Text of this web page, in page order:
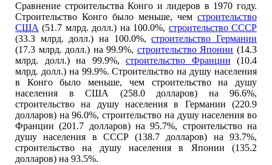
Сравнение строительства Конго и лидеров в 1970 году.
Строительство Конго было меньше, чем строительство
США (51.7 млрд. долл.) на 100.0%, строительство СССР
(33.3 млрд. долл.) на 100.0%,строительство Германии
(17.3 млрд. долл.) на 99.9%, строительство Японии (14.3
млрд. долл.) на 99.9%, строительство Франции (10.4
млрд. долл.) на 99.9%. Строительство на душу населения
в Конго было меньше, чем строительство на душу
населения в США (258.0 долларов) на 96.6%,
строительство на душу населения в Германии (220.9
долларов) на 96.0%, строительство на душу населения во
Франции (201.7 долларов) на 95.7%, строительство на
душу населения в СССР (138.7 долларов) на 93.7%,
строительство на душу населения в Японии (135.2
долларов) на 93.5%.